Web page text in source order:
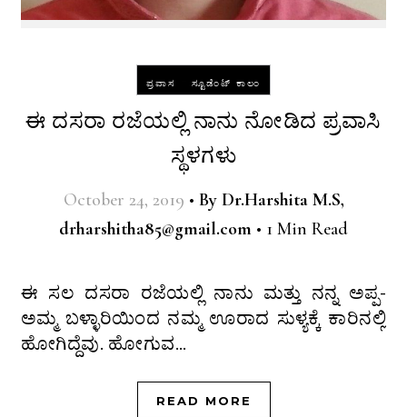
ಪ್ರವಾಸ ಸ್ಟೂಡೆಂಟ್ ಕಾಲಂ
ಈ ದಸರಾ ರಜೆಯಲ್ಲಿ ನಾನು ನೋಡಿದ ಪ್ರವಾಸಿ
ಸ್ಥಳಗಳು
October 24, 2019 • By Dr.Harshita M.S,
drharshitha85@gmail.com • 1 Min Read
ಈ ಸಲ ದಸರಾ ರಜೆಯಲ್ಲಿ ನಾನು ಮತ್ತು ನನ್ನ ಅಪ್ಪ-
ಅಮ್ಮ ಬಳ್ಳಾರಿಯಿಂದ ನಮ್ಮ ಊರಾದ ಸುಳ್ಯಕ್ಕೆ ಕಾರಿನಲ್ಲಿ
ಹೋಗಿದ್ದೆವು. ಹೋಗುವ…
READ MORE